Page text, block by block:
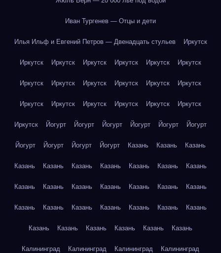
Иван Тургенев — Отцы и дети
Илья Ильф и Евгений Петров — Двенадцать стульев Иркутск
Иркутск Иркутск Иркутск Иркутск Иркутск Иркутск
Иркутск Иркутск Иркутск Иркутск Иркутск Иркутск
Иркутск Иркутск Иркутск Иркутск Иркутск Иркутск
Иркутск Йогурт Йогурт Йогурт Йогурт Йогурт Йогурт
Йогурт Йогурт Йогурт Йогурт Казань Казань Казань
Казань Казань Казань Казань Казань Казань Казань
Казань Казань Казань Казань Казань Казань Казань
Казань Казань Казань Казань Казань Казань Казань
Казань Казань Казань Казань Казань Казань
Калининград Калининград Калининград Калининград